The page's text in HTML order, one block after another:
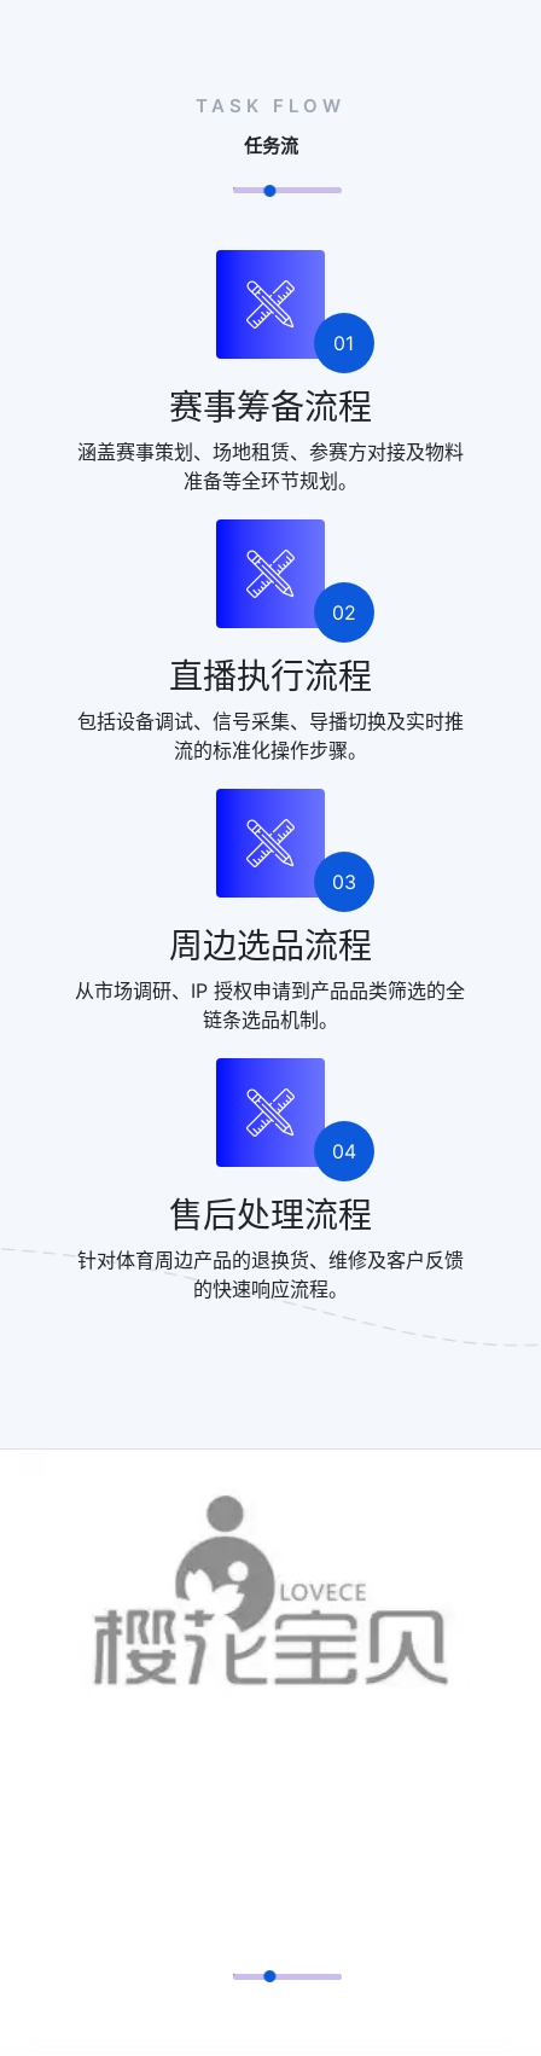
TASK FLOW
任务流
01
赛事筹备流程
涵盖赛事策划、场地租赁、参赛方对接及物料
准备等全环节规划。
02
直播执行流程
包括设备调试、信号采集、导播切换及实时推
流的标准化操作步骤。
03
周边选品流程
从市场调研、IP 授权申请到产品品类筛选的全
链条选品机制。
04
售后处理流程
针对体育周边产品的退换货、维修及客户反馈
的快速响应流程。